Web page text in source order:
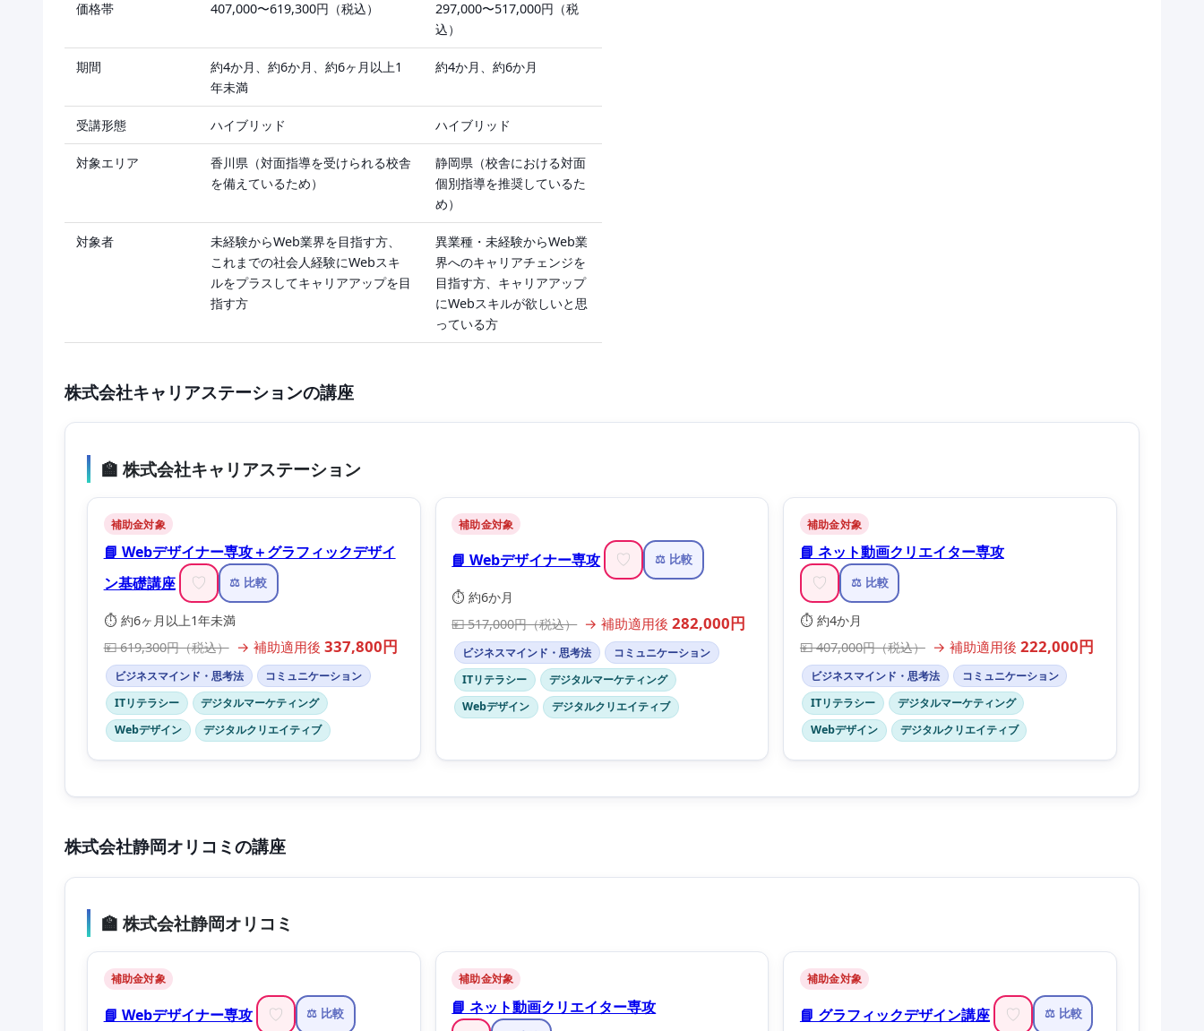
価格帯 407,000〜619,300円（税込）
297,000〜517,000円（税
込）
期間
約4か月、約6か月、約6ヶ月以上1
年未満
約4か月、約6か月
受講形態 ハイブリッド ハイブリッド
対象エリア
香川県（対面指導を受けられる校舎
を備えているため）
静岡県（校舎における対面
個別指導を推奨しているた
め）
対象者
未経験からWeb業界を目指す方、
これまでの社会人経験にWebスキ
ルをプラスしてキャリアアップを目
指す方
異業種・未経験からWeb業
界へのキャリアチェンジを
目指す方、キャリアアップ
にWebスキルが欲しいと思
っている方
株式会社キャリアステーションの講座
🏫 株式会社キャリアステーション
補助金対象
📘 Webデザイナー専攻＋グラフィックデザイ
ン基礎講座
♡ ⚖️ 比較
⏱️ 約6ヶ月以上1年未満
💴 619,300円（税込） → 補助適用後 337,800円
ビジネスマインド・思考法
コミュニケーション
ITリテラシー
デジタルマーケティング
Webデザイン
デジタルクリエイティブ
補助金対象
📘 Webデザイナー専攻 ♡ ⚖️ 比較
⏱️ 約6か月
💴 517,000円（税込） → 補助適用後282,000円
ビジネスマインド・思考法
コミュニケーション
ITリテラシー
デジタルマーケティング
Webデザイン
デジタルクリエイティブ
補助金対象
📘 ネット動画クリエイター専攻
♡ ⚖️ 比較
⏱️ 約4か月
💴 407,000円（税込） → 補助適用後 222,000円
ビジネスマインド・思考法
コミュニケーション
ITリテラシー
デジタルマーケティング
Webデザイン
デジタルクリエイティブ
株式会社静岡オリコミの講座
🏫 株式会社静岡オリコミ
補助金対象
📘 Webデザイナー専攻 ♡ ⚖️ 比較
補助金対象
📘 ネット動画クリエイター専攻
補助金対象
📘 グラフィックデザイン講座 ♡ ⚖️ 比較